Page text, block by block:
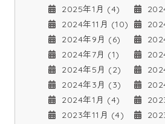
2025年1月 (4)
2024年11月 (10)
2024年9月 (6)
2024年7月 (1)
2024年5月 (2)
2024年3月 (3)
2024年1月 (4)
2023年11月 (4)